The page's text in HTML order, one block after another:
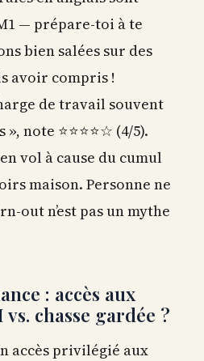
— prépare-toi à te
bien salées sur des
avoir compris !
de travail souvent
note ⭐⭐⭐⭐☆ (4/5).
vol à cause du cumul
maison. Personne ne
out n’est pas un mythe
: accès aux
chasse gardée ?
accès privilégié aux